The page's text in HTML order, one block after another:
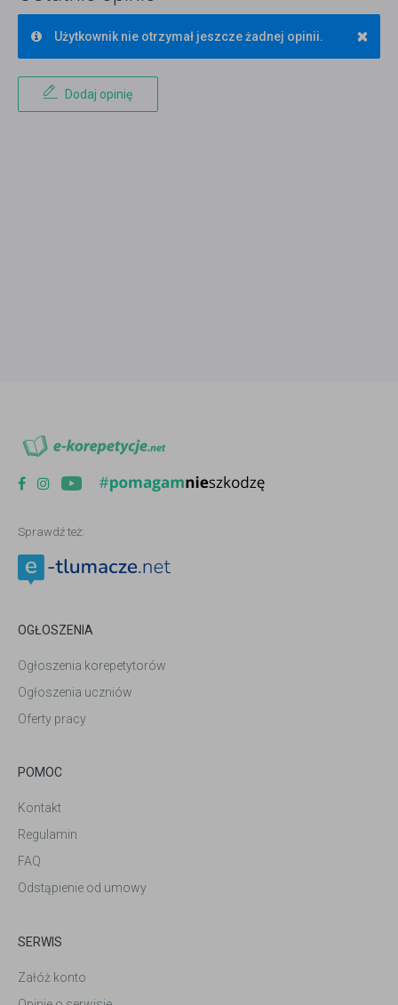
×
Użytkownik nie otrzymał jeszcze żadnej opinii.
Dodaj opinię
Sprawdź też:
OGŁOSZENIA
Ogłoszenia korepetytorów
Ogłoszenia uczniów
Oferty pracy
POMOC
Kontakt
Regulamin
FAQ
Odstąpienie od umowy
SERWIS
Załóż konto